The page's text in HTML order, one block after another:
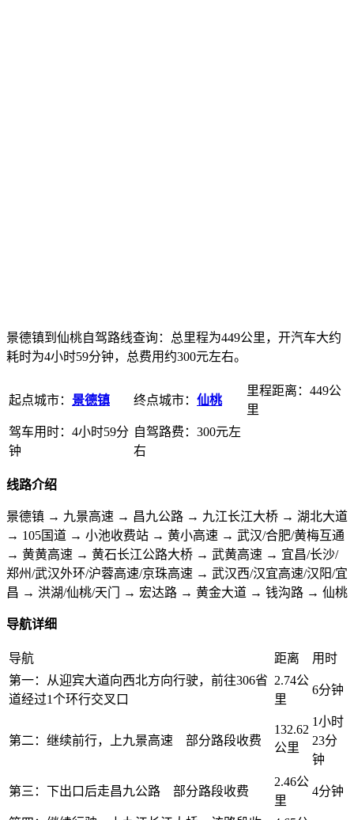
景德镇到仙桃自驾路线查询：总里程为449公里，开汽车大约
耗时为4小时59分钟，总费用约300元左右。
起点城市： 景德镇 终点城市： 仙桃
里程距离：449公
里
驾车用时：4小时59分
钟
自驾路费：300元左
右
线路介绍
景德镇 → 九景高速 → 昌九公路 → 九江长江大桥 → 湖北大道
→ 105国道 → 小池收费站 → 黄小高速 → 武汉/合肥/黄梅互通
→ 黄黄高速 → 黄石长江公路大桥 → 武黄高速 → 宜昌/长沙/
郑州/武汉外环/沪蓉高速/京珠高速 → 武汉西/汉宜高速/汉阳/宜
昌 → 洪湖/仙桃/天门 → 宏达路 → 黄金大道 → 钱沟路 → 仙桃
导航详细
导航 距离
用时
第一：从迎宾大道向西北方向行驶，前往306省
道经过1个环行交叉口
2.74公
里
6分钟
第二：继续前行，上九景高速 部分路段收费
132.62
公里
1小时
23分
钟
第三：下出口后走昌九公路 部分路段收费
2.46公
里
4分钟